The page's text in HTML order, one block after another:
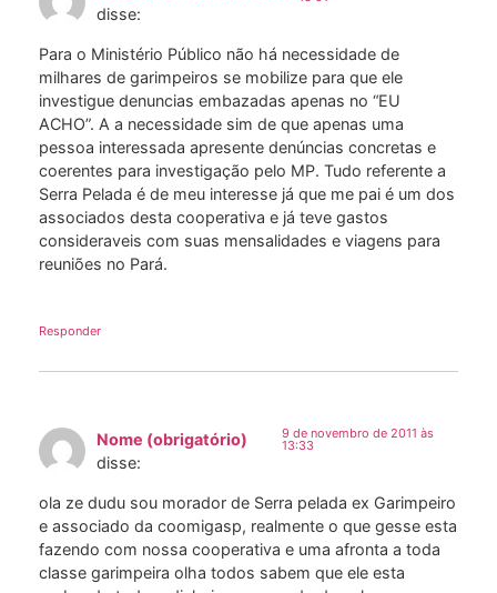
disse:
Para o Ministério Público não há necessidade de
milhares de garimpeiros se mobilize para que ele
investigue denuncias embazadas apenas no “EU
ACHO”. A a necessidade sim de que apenas uma
pessoa interessada apresente denúncias concretas e
coerentes para investigação pelo MP. Tudo referente a
Serra Pelada é de meu interesse já que me pai é um dos
associados desta cooperativa e já teve gastos
consideraveis com suas mensalidades e viagens para
reuniões no Pará.
Responder
Nome (obrigatório)
disse:
9 de novembro de 2011 às
13:33
ola ze dudu sou morador de Serra pelada ex Garimpeiro
e associado da coomigasp, realmente o que gesse esta
fazendo com nossa cooperativa e uma afronta a toda
classe garimpeira olha todos sabem que ele esta